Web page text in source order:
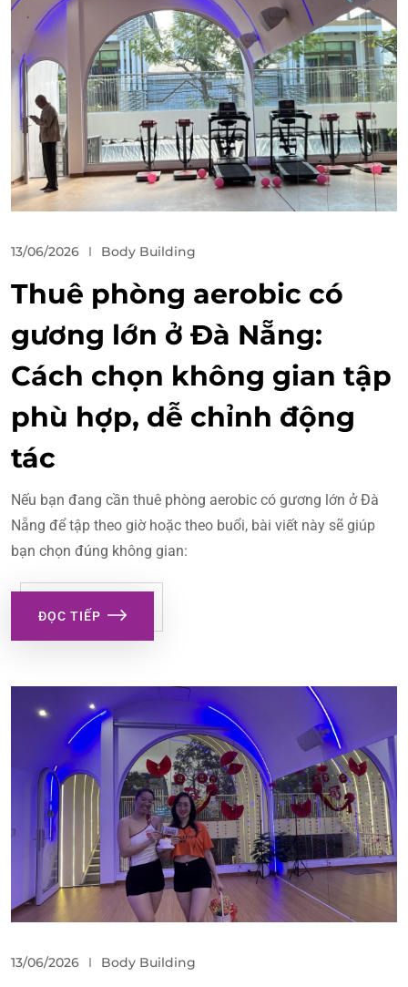
13/06/2026 Body Building
Thuê phòng aerobic có
gương lớn ở Đà Nẵng:
Cách chọn không gian tập
phù hợp, dễ chỉnh động
tác
Nếu bạn đang cần thuê phòng aerobic có gương lớn ở Đà
Nẵng để tập theo giờ hoặc theo buổi, bài viết này sẽ giúp
bạn chọn đúng không gian:
ĐỌC TIẾP
13/06/2026 Body Building